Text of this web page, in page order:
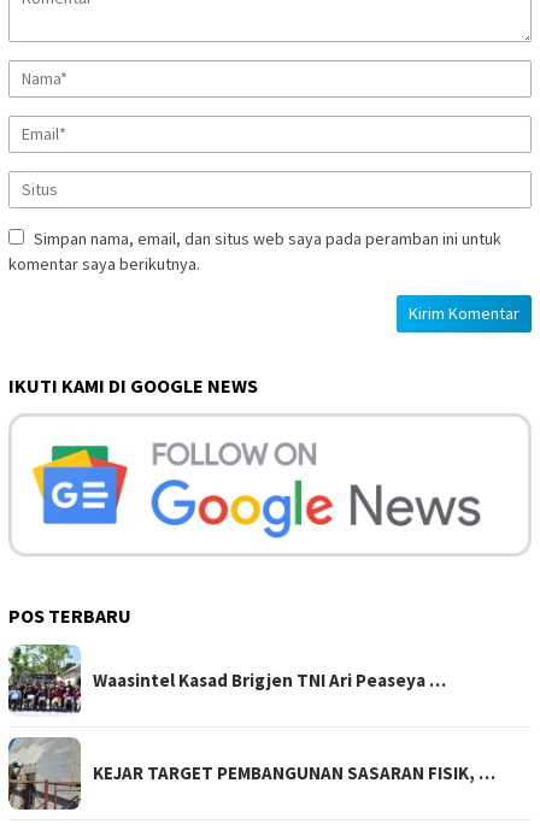
Simpan nama, email, dan situs web saya pada peramban ini untuk
komentar saya berikutnya.
IKUTI KAMI DI GOOGLE NEWS
POS TERBARU
Waasintel Kasad Brigjen TNI Ari Peaseya …
KEJAR TARGET PEMBANGUNAN SASARAN FISIK, …